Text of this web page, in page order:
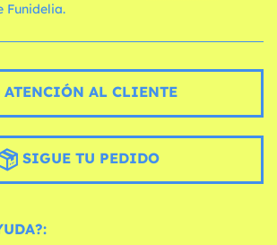
Funidelia.
ATENCIÓN AL CLIENTE
SIGUE TU PEDIDO